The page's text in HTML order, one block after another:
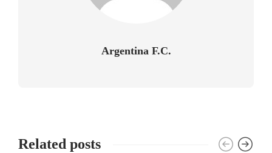
Argentina F.C.
Related posts